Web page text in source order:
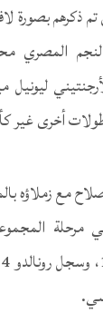
ذكرهم بصورة
المصري
أخرى غير
مع زملاؤه
مرحلة